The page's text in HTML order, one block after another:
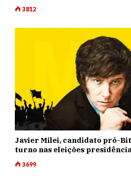
3812
Javier Milei, candidato pró-
turno nas eleições
3699